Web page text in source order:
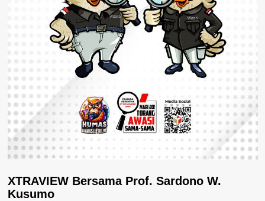
XTRAVIEW Bersama Prof. Sardono W.
Kusumo